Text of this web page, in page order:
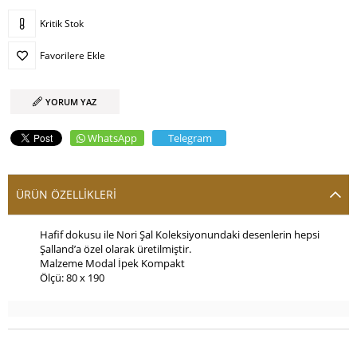
Kritik Stok
Favorilere Ekle
YORUM YAZ
WhatsApp Telegram
ÜRÜN ÖZELLIKLERI
Hafif dokusu ile Nori Şal Koleksiyonundaki desenlerin hepsi
Şalland’a özel olarak üretilmiştir.
Malzeme Modal İpek Kompakt
Ölçü: 80 x 190